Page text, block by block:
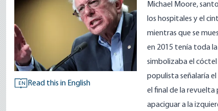
EN Read this in English
Michael Moore,
los hospitales y el
mientras que se
en 2015 tenía toda
simbolizaba el
populista señalaría
el final de la
apaciguar a la